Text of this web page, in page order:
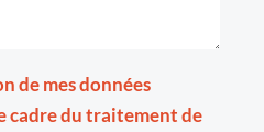
de mes données
cadre du traitement de